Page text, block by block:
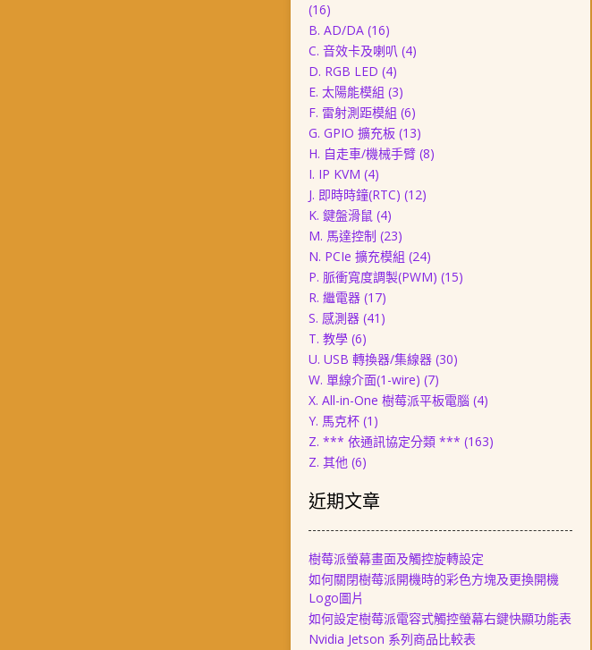
(16)
B. AD/DA (16)
C. 音效卡及喇叭 (4)
D. RGB LED (4)
E. 太陽能模組 (3)
F. 雷射測距模組 (6)
G. GPIO 擴充板 (13)
H. 自走車/機械手臂 (8)
I. IP KVM (4)
J. 即時時鐘(RTC) (12)
K. 鍵盤滑鼠 (4)
M. 馬達控制 (23)
N. PCIe 擴充模組 (24)
P. 脈衝寬度調製(PWM) (15)
R. 繼電器 (17)
S. 感測器 (41)
T. 教學 (6)
U. USB 轉換器/集線器 (30)
W. 單線介面(1-wire) (7)
X. All-in-One 樹莓派平板電腦 (4)
Y. 馬克杯 (1)
Z. *** 依通訊協定分類 *** (163)
Z. 其他 (6)
近期文章
樹莓派螢幕畫面及觸控旋轉設定
如何關閉樹莓派開機時的彩色方塊及更換開機
Logo圖片
如何設定樹莓派電容式觸控螢幕右鍵快顯功能表
Nvidia Jetson 系列商品比較表